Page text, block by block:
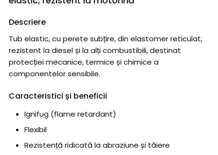
Descriere
Tub elastic, cu perete subțire, din elastomer reticulat,
rezistent la diesel și la alți combustibili, destinat
protecției mecanice, termice și chimice a
componentelor sensibile.
Caracteristici și beneficii
Ignifug (flame retardant)
Flexibil
Rezistență ridicată la abraziune și tăiere